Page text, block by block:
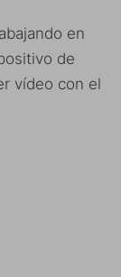
en
de
vídeo con el